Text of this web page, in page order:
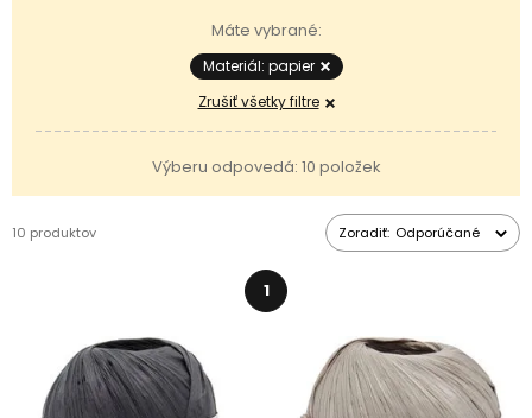
Máte vybrané:
Materiál: papier
Zrušiť všetky filtre
Výberu odpovedá: 10 položek
10 produktov Zoradiť: Odporúčané
1